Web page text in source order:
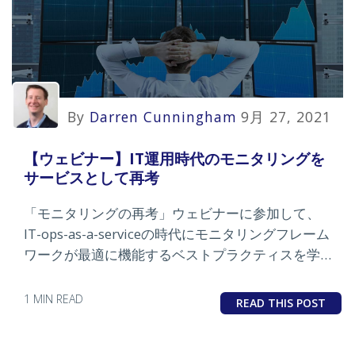
By Darren Cunningham 9月 27, 2021
【ウェビナー】IT運用時代のモニタリングを
サービスとして再考
「モニタリングの再考」ウェビナーに参加して、
IT-ops-as-a-serviceの時代にモニタリングフレーム
ワークが最適に機能するベストプラクティスを学び
1 MIN READ READ THIS POST